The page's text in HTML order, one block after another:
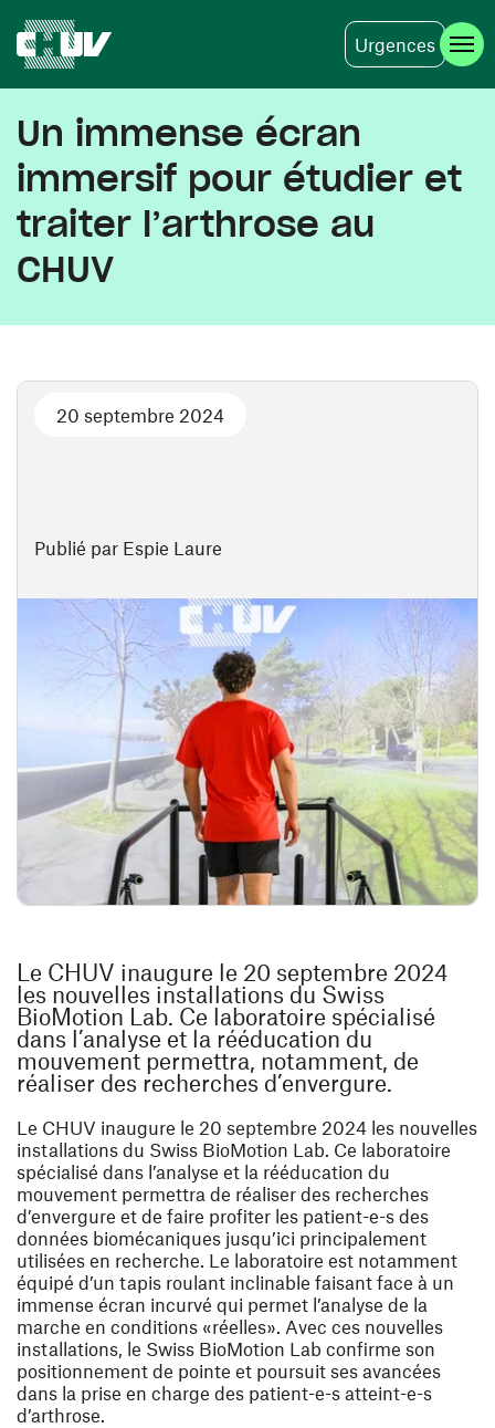
Urgences
Un immense écran
immersif pour étudier et
traiter l’arthrose au
CHUV
Publié par Espie Laure
20 septembre 2024
Le CHUV inaugure le 20 septembre 2024
les nouvelles installations du Swiss
BioMotion Lab. Ce laboratoire spécialisé
dans l’analyse et la rééducation du
mouvement permettra, notamment, de
réaliser des recherches d’envergure.
Le CHUV inaugure le 20 septembre 2024 les nouvelles
installations du Swiss BioMotion Lab. Ce laboratoire
spécialisé dans l’analyse et la rééducation du
mouvement permettra de réaliser des recherches
d’envergure et de faire profiter les patient-e-s des
données biomécaniques jusqu’ici principalement
utilisées en recherche. Le laboratoire est notamment
équipé d’un tapis roulant inclinable faisant face à un
immense écran incurvé qui permet l’analyse de la
marche en conditions «réelles». Avec ces nouvelles
installations, le Swiss BioMotion Lab confirme son
positionnement de pointe et poursuit ses avancées
dans la prise en charge des patient-e-s atteint-e-s
d’arthrose.